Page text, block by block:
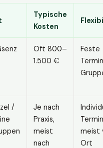
Typische
Kosten
Oft 800–
1.500 €
Feste
/
Je nach
Praxis,
meist
nach
meist
Ort